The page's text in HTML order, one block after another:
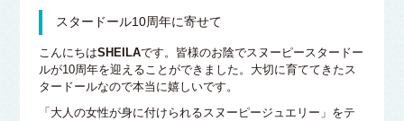
スタードール10周年に寄せて
こんにちはSHEILAです。皆様のお陰でスヌーピースタードー
ルが10周年を迎えることができました。大切に育ててきたス
タードールなので本当に嬉しいです。
「大人の女性が身に付けられるスヌーピージュエリー」をテ